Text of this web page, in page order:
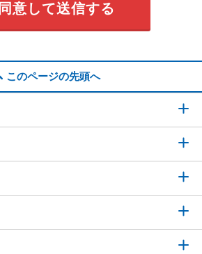
同意して送信する
このページの先頭へ